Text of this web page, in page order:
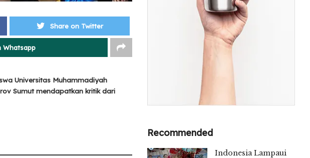
Share on Twitter
Whatsapp
Universitas Muhammadiyah
Sumut mendapatkan kritik dari
Recommended
Indonesia Lampaui